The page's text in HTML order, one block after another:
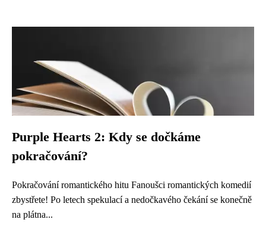
Purple Hearts 2: Kdy se dočkáme
pokračování?
Pokračování romantického hitu Fanoušci romantických komedií
zbystřete! Po letech spekulací a nedočkavého čekání se konečně
na plátna...